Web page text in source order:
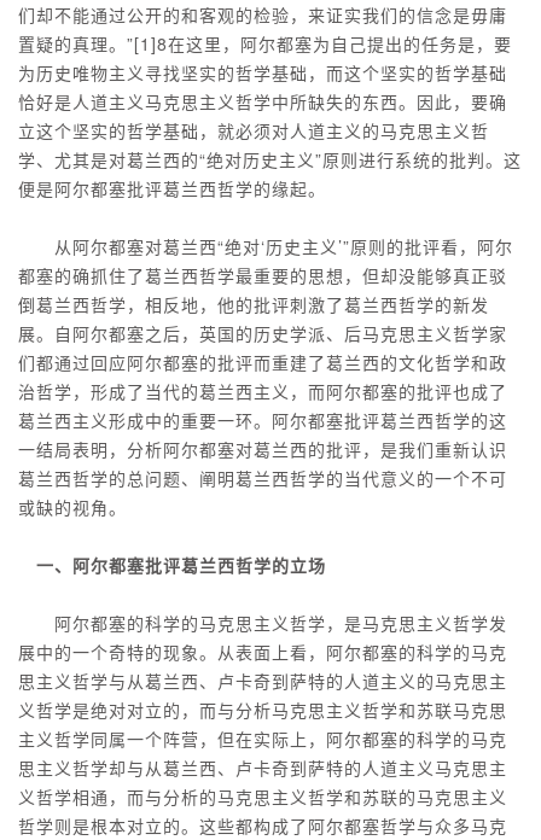
们却不能通过公开的和客观的检验，来证实我们的信念是毋庸
置疑的真理。”[1]8在这里，阿尔都塞为自己提出的任务是，要
为历史唯物主义寻找坚实的哲学基础，而这个坚实的哲学基础
恰好是人道主义马克思主义哲学中所缺失的东西。因此，要确
立这个坚实的哲学基础，就必须对人道主义的马克思主义哲
学、尤其是对葛兰西的“绝对历史主义”原则进行系统的批判。这
便是阿尔都塞批评葛兰西哲学的缘起。
从阿尔都塞对葛兰西“绝对‘历史主义’”原则的批评看，阿尔
都塞的确抓住了葛兰西哲学最重要的思想，但却没能够真正驳
倒葛兰西哲学，相反地，他的批评刺激了葛兰西哲学的新发
展。自阿尔都塞之后，英国的历史学派、后马克思主义哲学家
们都通过回应阿尔都塞的批评而重建了葛兰西的文化哲学和政
治哲学，形成了当代的葛兰西主义，而阿尔都塞的批评也成了
葛兰西主义形成中的重要一环。阿尔都塞批评葛兰西哲学的这
一结局表明，分析阿尔都塞对葛兰西的批评，是我们重新认识
葛兰西哲学的总问题、阐明葛兰西哲学的当代意义的一个不可
或缺的视角。
一、阿尔都塞批评葛兰西哲学的立场
阿尔都塞的科学的马克思主义哲学，是马克思主义哲学发
展中的一个奇特的现象。从表面上看，阿尔都塞的科学的马克
思主义哲学与从葛兰西、卢卡奇到萨特的人道主义的马克思主
义哲学是绝对对立的，而与分析马克思主义哲学和苏联马克思
主义哲学同属一个阵营，但在实际上，阿尔都塞的科学的马克
思主义哲学却与从葛兰西、卢卡奇到萨特的人道主义马克思主
义哲学相通，而与分析的马克思主义哲学和苏联的马克思主义
哲学则是根本对立的。这些都构成了阿尔都塞哲学与众多马克